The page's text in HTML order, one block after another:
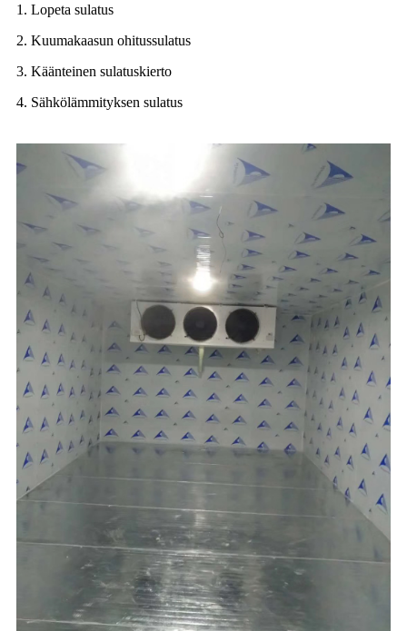
1. Lopeta sulatus
2. Kuumakaasun ohitussulatus
3. Käänteinen sulatuskierto
4. Sähkölämmityksen sulatus